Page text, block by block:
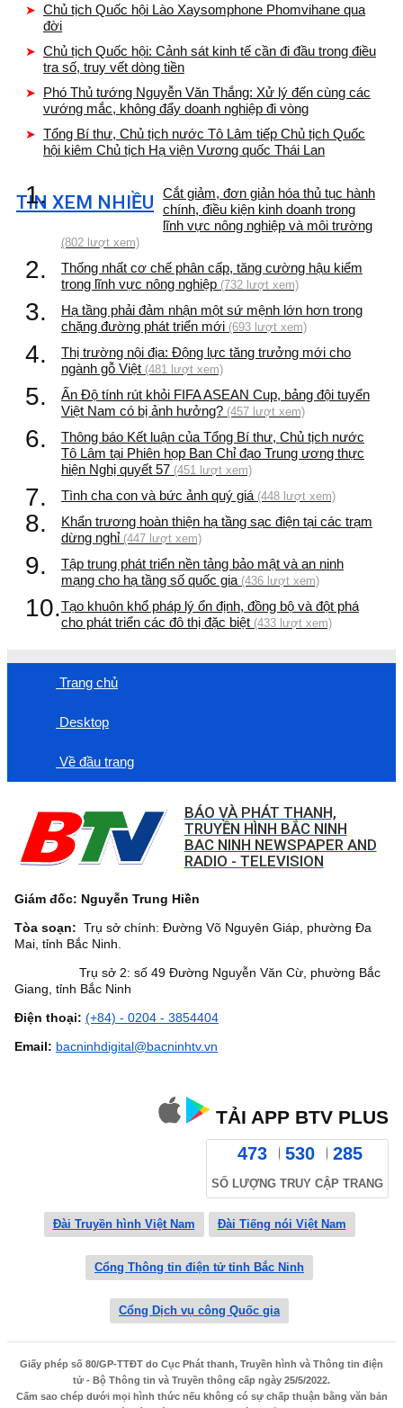
Chủ tịch Quốc hội Lào Xaysomphone Phomvihane qua
đời
Chủ tịch Quốc hội: Cảnh sát kinh tế cần đi đầu trong điều
tra số, truy vết dòng tiền
Phó Thủ tướng Nguyễn Văn Thắng: Xử lý đến cùng các
vướng mắc, không đẩy doanh nghiệp đi vòng
Tổng Bí thư, Chủ tịch nước Tô Lâm tiếp Chủ tịch Quốc
hội kiêm Chủ tịch Hạ viện Vương quốc Thái Lan
TIN XEM NHIỀU
1.
Cắt giảm, đơn giản hóa thủ tục hành
chính, điều kiện kinh doanh trong
lĩnh vực nông nghiệp và môi trường
(802 lượt xem)
2.
Thống nhất cơ chế phân cấp, tăng cường hậu kiểm
trong lĩnh vực nông nghiệp (732 lượt xem)
3.
Hạ tầng phải đảm nhận một sứ mệnh lớn hơn trong
chặng đường phát triển mới (693 lượt xem)
4.
Thị trường nội địa: Động lực tăng trưởng mới cho
ngành gỗ Việt (481 lượt xem)
5.
Ấn Độ tính rút khỏi FIFA ASEAN Cup, bảng đội tuyển
Việt Nam có bị ảnh hưởng? (457 lượt xem)
6.
Thông báo Kết luận của Tổng Bí thư, Chủ tịch nước
Tô Lâm tại Phiên họp Ban Chỉ đạo Trung ương thực
hiện Nghị quyết 57 (451 lượt xem)
7. Tình cha con và bức ảnh quý giá (448 lượt xem)
8.
Khẩn trương hoàn thiện hạ tầng sạc điện tại các trạm
dừng nghỉ (447 lượt xem)
9.
Tập trung phát triển nền tảng bảo mật và an ninh
mạng cho hạ tầng số quốc gia (436 lượt xem)
10.Tạo khuôn khổ pháp lý ổn định, đồng bộ và đột phá
cho phát triển các đô thị đặc biệt (433 lượt xem)
Trang chủ
Desktop
Về đầu trang
BÁO VÀ PHÁT THANH,
TRUYỀN HÌNH BẮC NINH
BAC NINH NEWSPAPER AND
RADIO - TELEVISION
Giám đốc: Nguyễn Trung Hiền
Tòa soạn: Trụ sở chính: Đường Võ Nguyên Giáp, phường Đa
Mai, tỉnh Bắc Ninh.
Trụ sở 2: số 49 Đường Nguyễn Văn Cừ, phường Bắc
Giang, tỉnh Bắc Ninh
Điện thoại: (+84) - 0204 - 3854404
Email: bacninhdigital@bacninhtv.vn
TẢI APP BTV PLUS
473 530 285
SỐ LƯỢNG TRUY CẬP TRANG
Đài Truyền hình Việt Nam Đài Tiếng nói Việt Nam
Cổng Thông tin điện tử tỉnh Bắc Ninh
Cổng Dịch vụ công Quốc gia
Giấy phép số 80/GP-TTĐT do Cục Phát thanh, Truyền hình và Thông tin điện
tử - Bộ Thông tin và Truyền thông cấp ngày 25/5/2022.
Cấm sao chép dưới mọi hình thức nếu không có sự chấp thuận bằng văn bản